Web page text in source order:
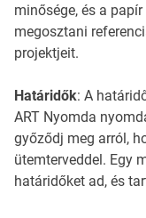
minősége, és a
megosztani
projektjeit.
Határidők: A
ART Nyomda
győződj meg arról,
ütemterveddel. Egy
határidőket ad, és